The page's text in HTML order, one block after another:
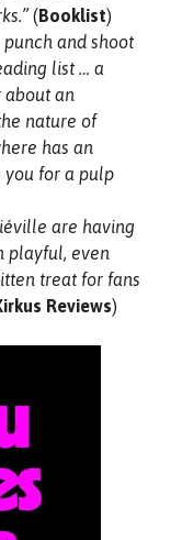
(Booklist)
and shoot
list … a
an
nature of
has an
you for a pulp
are having
playful, even
treat for fans
Reviews)